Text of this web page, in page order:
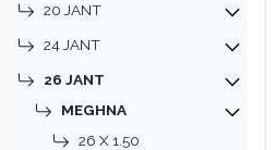
20 JANT
24 JANT
26 JANT
MEGHNA
26 X 1.50